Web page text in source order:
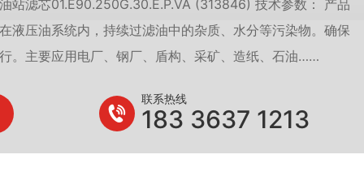
站滤芯01.E90.250G.30.E.P.VA (313846) 技术参数： 产品
液压油系统内，持续过滤油中的杂质、水分等污染物。确保
。主要应用电厂、钢厂、盾构、采矿、造纸、石油……
联系热线
183 3637 1213